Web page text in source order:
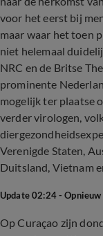
voor het eerst bij
maar waar het toen
niet helemaal
NRC en de Britse
prominente
mogelijk ter plaatse
verder virologen,
Verenigde Staten,
Duitsland, Vietnam
Update 02:24 -
Op Curaçao zijn